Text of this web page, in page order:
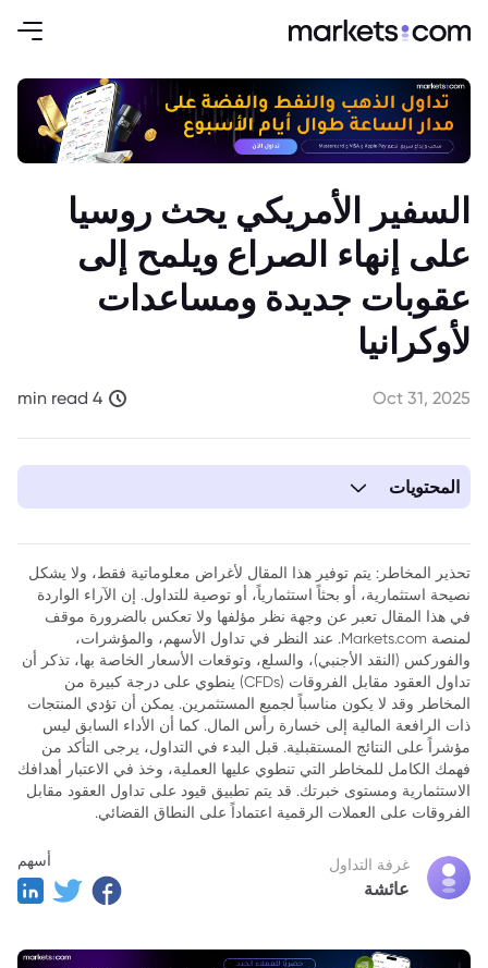
السفير الأمريكي يحث روسيا
على إنهاء الصراع ويلمح إلى
عقوبات جديدة ومساعدات
لأوكرانيا
Oct 31, 2025
4 min read
المحتويات
تحذير المخاطر: يتم توفير هذا المقال لأغراض معلوماتية فقط، ولا يشكل
نصيحة استثمارية، أو بحثاً استثمارياً، أو توصية للتداول. إن الآراء الواردة
في هذا المقال تعبر عن وجهة نظر مؤلفها ولا تعكس بالضرورة موقف
لمنصة Markets.com. عند النظر في تداول الأسهم، والمؤشرات،
والفوركس (النقد الأجنبي)، والسلع، وتوقعات الأسعار الخاصة بها، تذكر أن
تداول العقود مقابل الفروقات (CFDs) ينطوي على درجة كبيرة من
المخاطر وقد لا يكون مناسباً لجميع المستثمرين. يمكن أن تؤدي المنتجات
ذات الرافعة المالية إلى خسارة رأس المال. كما أن الأداء السابق ليس
مؤشراً على النتائج المستقبلية. قبل البدء في التداول، يرجى التأكد من
فهمك الكامل للمخاطر التي تنطوي عليها العملية، وخذ في الاعتبار أهدافك
الاستثمارية ومستوى خبرتك. قد يتم تطبيق قيود على تداول العقود مقابل
الفروقات على العملات الرقمية اعتماداً على النطاق القضائي.
غرفة التداول
عائشة
أسهم